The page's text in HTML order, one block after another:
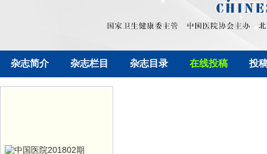
杂志简介 杂志栏目 杂志目录 在线投稿 投